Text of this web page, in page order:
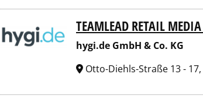
hygi.de GmbH & Co. KGTEAMLEAD RETAIL
hygi.de GmbH & Co. KG
Otto-Diehls-Straße 13 -